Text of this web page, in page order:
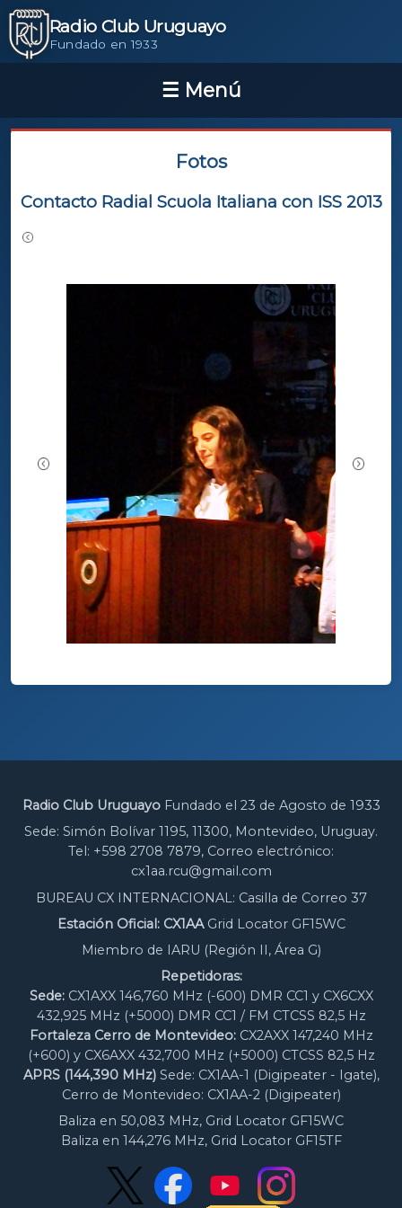
Radio Club Uruguayo
Fundado en 1933
Fotos
Contacto Radial Scuola Italiana con ISS 2013
Radio Club UruguayoFundado el 23 de Agosto de 1933
Sede: Simón Bolívar 1195, 11300, Montevideo, Uruguay.
Tel: +598 2708 7879, Correo electrónico:
cx1aa.rcu@gmail.com
BUREAU CX INTERNACIONAL: Casilla de Correo 37
Estación Oficial: CX1AAGrid Locator GF15WC
Miembro de IARU (Región II, Área G)
Repetidoras:
Sede:CX1AXX 146,760 MHz (-600) DMR CC1 y CX6CXX
432,925 MHz (+5000) DMR CC1 / FM CTCSS 82,5 Hz
Fortaleza Cerro de Montevideo:CX2AXX 147,240 MHz
(+600) y CX6AXX 432,700 MHz (+5000) CTCSS 82,5 Hz
APRS (144,390 MHz)Sede: CX1AA-1 (Digipeater - Igate),
Cerro de Montevideo: CX1AA-2 (Digipeater)
Baliza en 50,083 MHz, Grid Locator GF15WC
Baliza en 144,276 MHz, Grid Locator GF15TF